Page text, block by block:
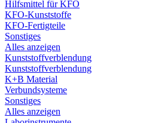
Hilfsmittel für KFO
KFO-Kunststoffe
KFO-Fertigteile
Sonstiges
Alles anzeigen
Kunststoffverblendung
Kunststoffverblendung
K+B Material
Verbundsysteme
Sonstiges
Alles anzeigen